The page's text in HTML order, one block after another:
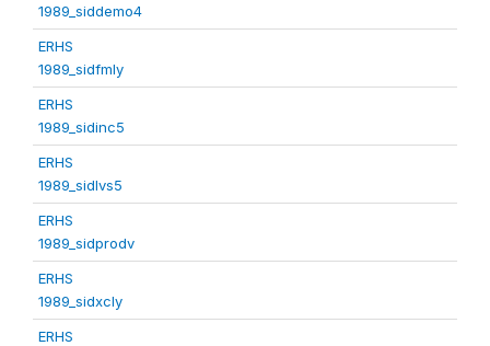
1989_siddemo4
ERHS
1989_sidfmly
ERHS
1989_sidinc5
ERHS
1989_sidlvs5
ERHS
1989_sidprodv
ERHS
1989_sidxcly
ERHS